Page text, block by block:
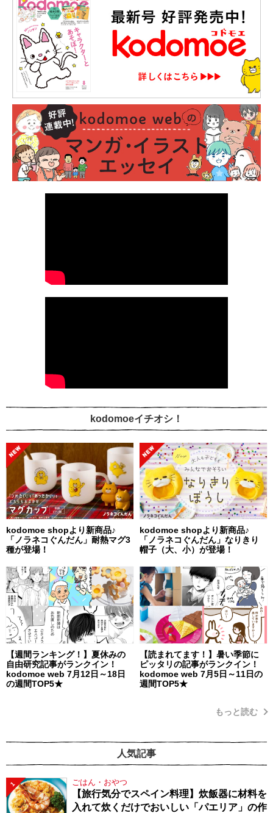
kodomoeイチオシ！
kodomoe shopより新商品♪
「ノラネコぐんだん」耐熱マグ3
種が登場！
kodomoe shopより新商品♪
「ノラネコぐんだん」なりきり
帽子（大、小）が登場！
【週間ランキング！】夏休みの
自由研究記事がランクイン！
kodomoe web 7月12日～18日
の週間TOP5★
【読まれてます！】暑い季節に
ピッタリの記事がランクイン！
kodomoe web 7月5日～11日の
週間TOP5★
もっと読む
人気記事
1 ごはん・おやつ
【旅行気分でスペイン料理】炊飯器に材料を
入れて炊くだけでおいしい「パエリア」の作